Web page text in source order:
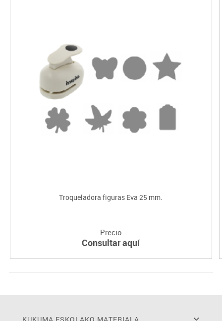
Troqueladora figuras Eva 25 mm.
Precio
Consultar aquí
KUKUMA ESKOLAKO MATERIALA